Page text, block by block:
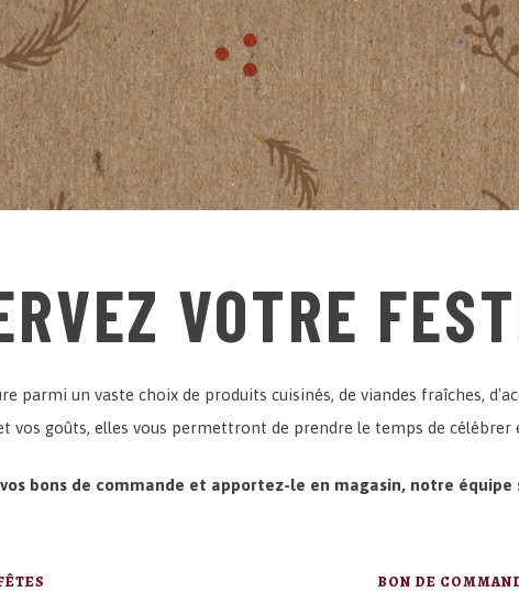
VOTRE
parmi un vaste choix de produits cuisinés, de viandes fraîches,
vos goûts, elles vous permettront de prendre le temps de
bons de commande et apportez-le en magasin, notre équipe
BON DE